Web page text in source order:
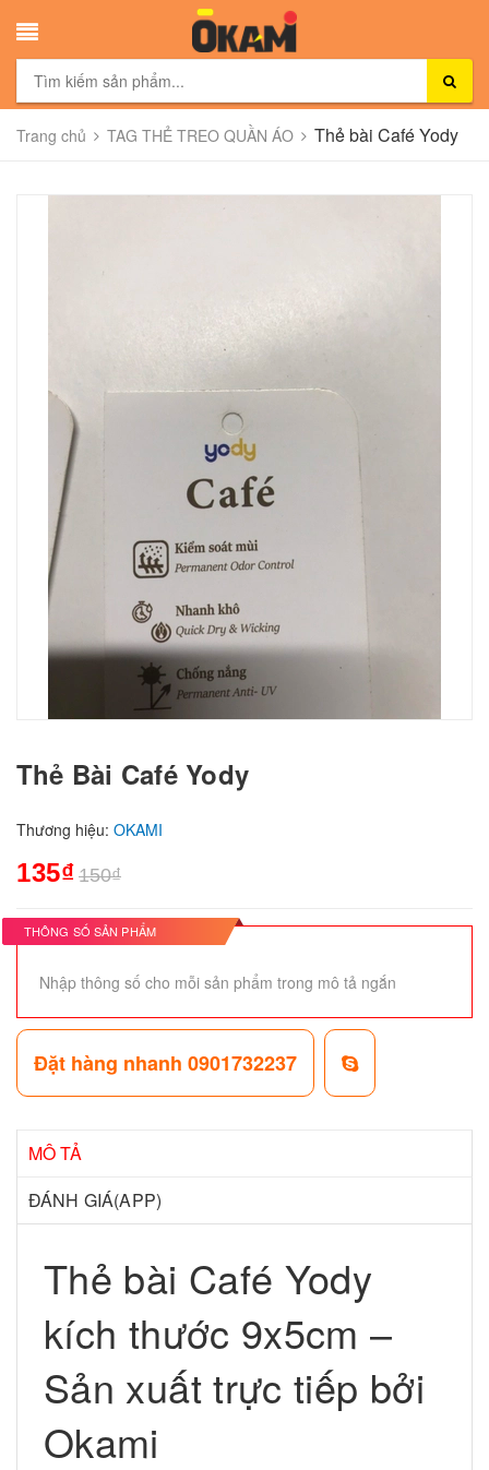
Trang chủ TAG THẺ TREO QUẦN ÁO Thẻ bài Café Yody
Thẻ Bài Café Yody
Thương hiệu: OKAMI
135₫ 150₫
THÔNG SỐ SẢN PHẨM
Nhập thông số cho mỗi sản phẩm trong mô tả ngắn
Đặt hàng nhanh 0901732237
MÔ TẢ
ĐÁNH GIÁ(APP)
Thẻ bài Café Yody
kích thước 9x5cm –
Sản xuất trực tiếp bởi
Okami